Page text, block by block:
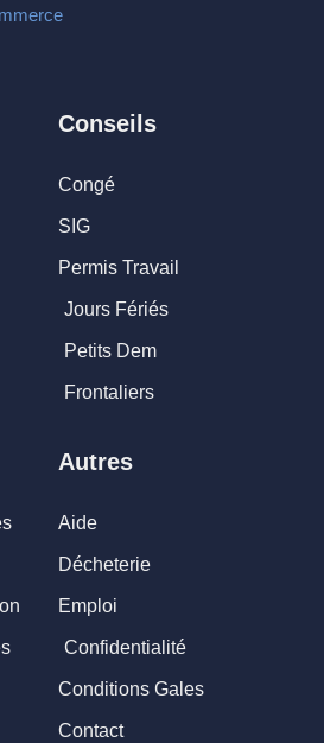
Conseils
Congé
SIG
Permis Travail
Jours Fériés
Petits Dem
Frontaliers
Autres
Aide
Décheterie
Emploi
Confidentialité
Conditions Gales
Contact